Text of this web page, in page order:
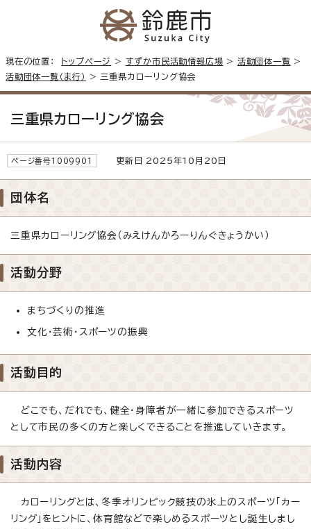
現在の位置： トップページ > すずか市民活動情報広場 > 活動団体一覧 >
活動団体一覧（ま行）
> 三重県カローリング協会
三重県カローリング協会
ページ番号1009901 更新日 2025年10月20日
団体名
三重県カローリング協会（みえけんかろーりんぐきょうかい）
活動分野
まちづくりの推進
文化・芸術・スポーツの振興
活動目的
どこでも、だれでも、健全・身障者が一緒に参加できるスポーツ
として市民の多くの方と楽しくできることを推進していきます。
活動内容
カローリングとは、冬季オリンピック競技の氷上のスポーツ「カー
リング」をヒントに、体育館などで楽しめるスポーツとし誕生しまし